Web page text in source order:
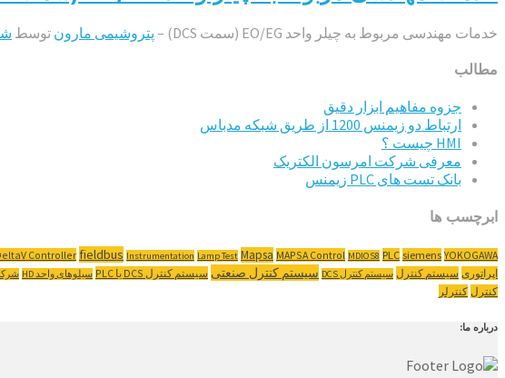
خدمات مهندسی مربوط به چیلر واحد EO/EG (سمت DCS) – پتروشیمی مارون توسط
مطالب
جزوه مفاهیم ابزار دقیق
ارتباط دو زیمنس 1200 از طریق شبکه مدباس
HMI چیست ؟
معرفی شرکت امرسون الکتریک
بانک تست های PLC زیمنس
ابرچسب ها
Controllerfieldbus Instrumentation Lamp Test Mapsa MAPSA Control MDIOS8 PLC siemens YOKOGAWA
اپراتوری سیستم کنترل سیستم کنترل DCS سیستم کنترل صنعتی سیستم کنترل ‌DCS یا PLC سیلوهای واحد HD
کنترل کنترلر
درباره ما: